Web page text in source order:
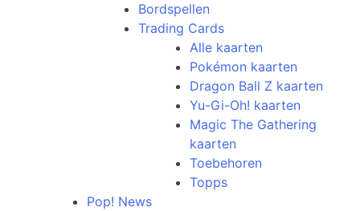
Bordspellen
Trading Cards
Alle kaarten
Pokémon kaarten
Dragon Ball Z kaarten
Yu-Gi-Oh! kaarten
Magic The Gathering
kaarten
Toebehoren
Topps
Pop! News